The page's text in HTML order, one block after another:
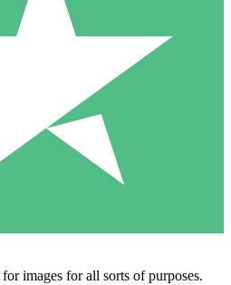
images for all sorts of purposes.